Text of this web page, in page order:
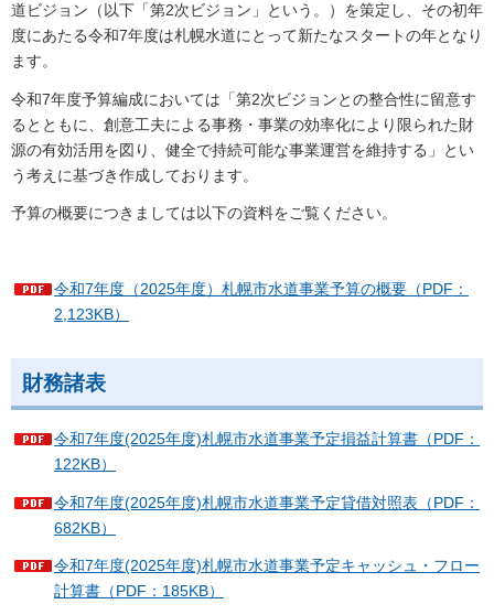
道ビジョン（以下「第2次ビジョン」という。）を策定し、その初年
度にあたる令和7年度は札幌水道にとって新たなスタートの年となり
ます。
令和7年度予算編成においては「第2次ビジョンとの整合性に留意す
るとともに、創意工夫による事務・事業の効率化により限られた財
源の有効活用を図り、健全で持続可能な事業運営を維持する」とい
う考えに基づき作成しております。
予算の概要につきましては以下の資料をご覧ください。
令和7年度（2025年度）札幌市水道事業予算の概要（PDF：
2,123KB）
財務諸表
令和7年度(2025年度)札幌市水道事業予定損益計算書（PDF：
122KB）
令和7年度(2025年度)札幌市水道事業予定貸借対照表（PDF：
682KB）
令和7年度(2025年度)札幌市水道事業予定キャッシュ・フロー
計算書（PDF：185KB）